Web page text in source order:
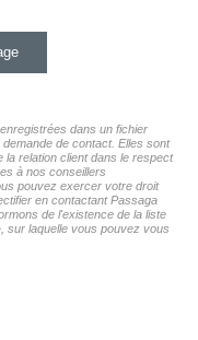
dans un fichier
de contact. Elles sont
relation client dans le respect
à nos conseillers
pouvez exercer votre droit
en contactant Passaga
de l'existence de la liste
sur laquelle vous pouvez vous